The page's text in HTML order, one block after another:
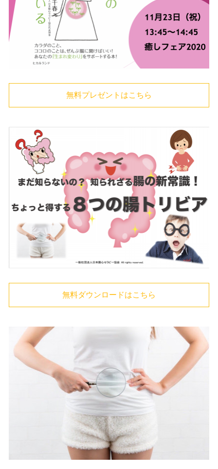
無料プレゼントはこちら
無料ダウンロードはこちら